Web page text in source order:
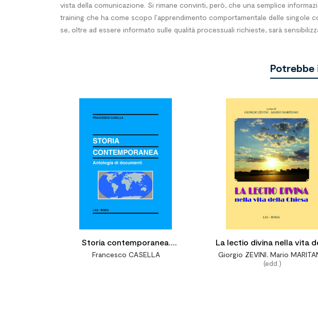
vista della comunicazione. Si rimane convinti, pe­rò, che una semplice
training che ha come sco­po l’apprendimento comportamentale delle singole
se, oltre ad essere informato sulle qualità processuali richieste, sarà
Storia contemporanea.
Antologia di documenti
Francesco CASELLA
La lectio divina nella vita
Chiesa
Giorgio ZEVINI, Mario
(edd.)